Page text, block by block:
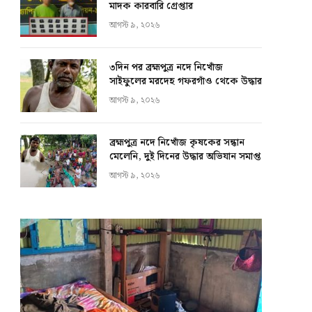
মাদক কারবারি গ্রেপ্তার
আগস্ট ৯, ২০২৬
৩দিন পর ব্রহ্মপুত্র নদে নিখোঁজ
সাইফুলের মরদেহ গফরগাঁও থেকে উদ্ধার
আগস্ট ৯, ২০২৬
ব্রহ্মপুত্র নদে নিখোঁজ কৃষকের সন্ধান
মেলেনি, দুই দিনের উদ্ধার অভিযান সমাপ্ত
আগস্ট ৯, ২০২৬